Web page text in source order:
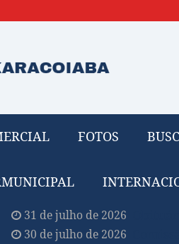
FOTOS
31 de julho de 2026
30 de julho de 2026